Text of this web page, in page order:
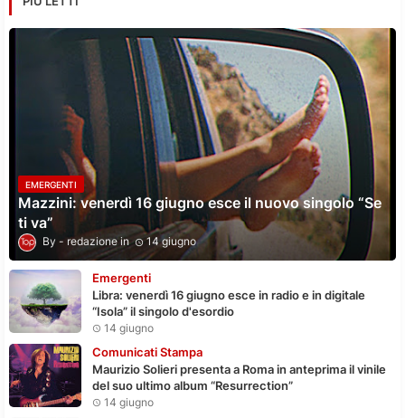
EMERGENTI
Mazzini: venerdì 16 giugno esce il nuovo singolo “Se
ti va”
redazione 14 giugno
Emergenti
Libra: venerdì 16 giugno esce in radio e in digitale
“Isola” il singolo d'esordio
14 giugno
Comunicati Stampa
Maurizio Solieri presenta a Roma in anteprima il vinile
del suo ultimo album “Resurrection”
14 giugno